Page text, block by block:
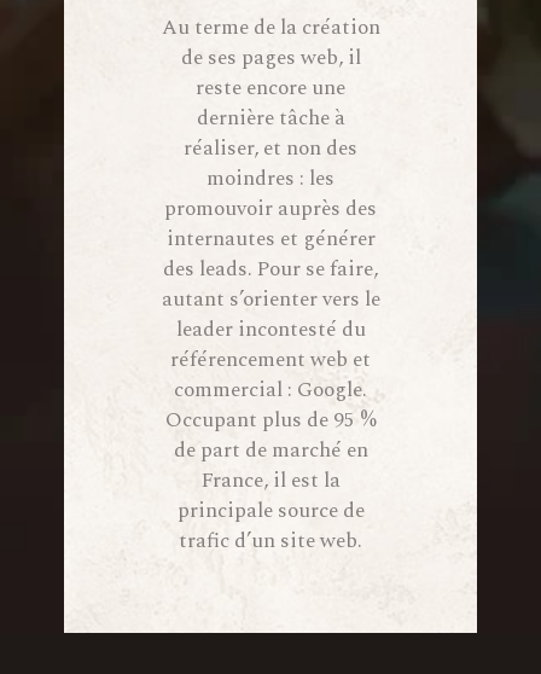
Au terme de la création
de ses pages web, il
reste encore une
dernière tâche à
réaliser, et non des
moindres : les
promouvoir auprès des
internautes et générer
des leads. Pour se faire,
autant s’orienter vers le
leader incontesté du
référencement web et
commercial : Google.
Occupant plus de 95 %
de part de marché en
France, il est la
principale source de
trafic d’un site web.